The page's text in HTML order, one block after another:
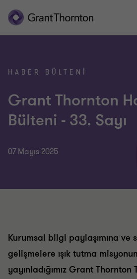
HABER BÜLTENI
Grant Thornton
Bülteni - 33. Sayı
07 Mayıs 2025
Kurumsal bilgi paylaşımına ve
gelişmelere ışık tutma
yayınladığımız Grant